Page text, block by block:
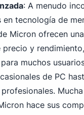
: A menudo
en tecnología de
Micron ofrecen
precio y
muchos
de PC
hace sus